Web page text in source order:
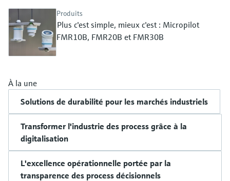
Produits
Plus c'est simple, mieux c'est : Micropilot
FMR10B, FMR20B et FMR30B
À la une
Solutions de durabilité pour les marchés industriels
Transformer l'industrie des process grâce à la
digitalisation
L'excellence opérationnelle portée par la
transparence des process décisionnels